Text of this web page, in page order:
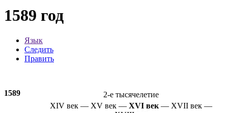
1589 год
Язык
Следить
Править
2-е тысячелетие
XIV век — XV век — XVI век — XVII век —
1589